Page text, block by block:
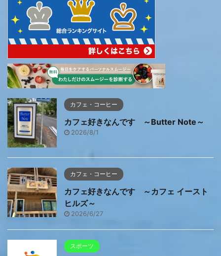
カフェ・コーヒー
カフェ好きなんです ～Butter Note～
2026/8/1
カフェ・コーヒー
カフェ好きなんです ～カフェ イースト
ヒルズ～
2026/6/27
スポーツ